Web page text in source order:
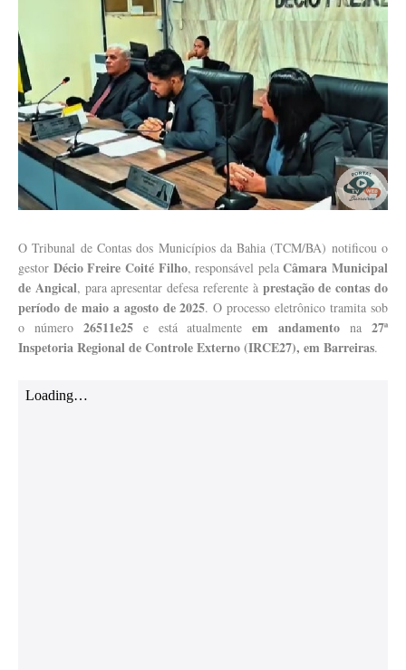
O Tribunal de Contas dos Municípios da Bahia (TCM/BA) notificou o
gestor Décio Freire Coité Filho, responsável pelaCâmara Municipal
de Angical, para apresentar defesa referente à prestação de contas do
período de maio a agosto de 2025. O processo eletrônico tramita sob
o número 26511e25e está atualmenteem andamento na27ª
Inspetoria Regional de Controle Externo (IRCE27), em Barreiras.